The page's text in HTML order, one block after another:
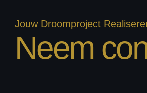
Jouw Droomproject
Neem